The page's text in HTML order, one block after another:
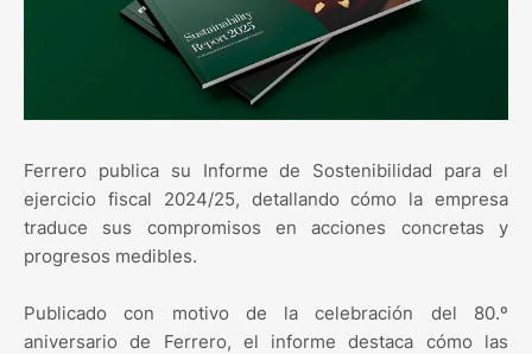
Ferrero publica su Informe de Sostenibilidad para el
ejercicio fiscal 2024/25, detallando cómo la empresa
traduce sus compromisos en acciones concretas y
progresos medibles.
Publicado con motivo de la celebración del 80.º
aniversario de Ferrero, el informe destaca cómo las